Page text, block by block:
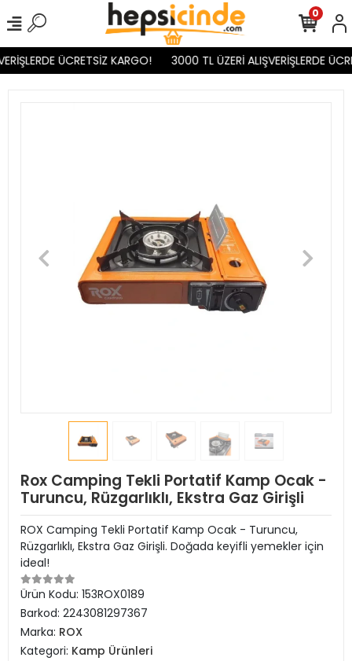
ÜCRETSİZ KARGO! 3000 TL ÜZERİ ALIŞVERİŞLERDE
0
Rox Camping Tekli Portatif Kamp Ocak -
Turuncu, Rüzgarlıklı, Ekstra Gaz Girişli
ROX Camping Tekli Portatif Kamp Ocak - Turuncu,
Rüzgarlıklı, Ekstra Gaz Girişli. Doğada keyifli yemekler için
ideal!
Ürün Kodu: 153ROX0189
Barkod: 2243081297367
Marka: ROX
Kategori: Kamp Ürünleri